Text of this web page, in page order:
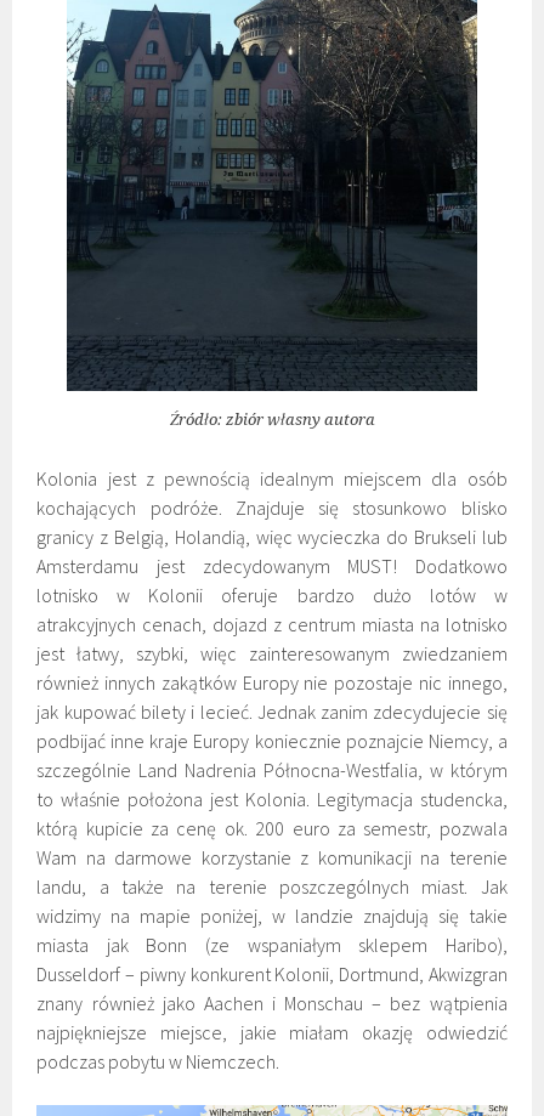
Źródło: zbiór własny autora
Kolonia jest z pewnością idealnym miejscem dla osób
kochających podróże. Znajduje się stosunkowo blisko
granicy z Belgią, Holandią, więc wycieczka do Brukseli lub
Amsterdamu jest zdecydowanym MUST! Dodatkowo
lotnisko w Kolonii oferuje bardzo dużo lotów w
atrakcyjnych cenach, dojazd z centrum miasta na lotnisko
jest łatwy, szybki, więc zainteresowanym zwiedzaniem
również innych zakątków Europy nie pozostaje nic innego,
jak kupować bilety i lecieć. Jednak zanim zdecydujecie się
podbijać inne kraje Europy koniecznie poznajcie Niemcy, a
szczególnie Land Nadrenia Północna-Westfalia, w którym
to właśnie położona jest Kolonia. Legitymacja studencka,
którą kupicie za cenę ok. 200 euro za semestr, pozwala
Wam na darmowe korzystanie z komunikacji na terenie
landu, a także na terenie poszczególnych miast. Jak
widzimy na mapie poniżej, w landzie znajdują się takie
miasta jak Bonn (ze wspaniałym sklepem Haribo),
Dusseldorf – piwny konkurent Kolonii, Dortmund, Akwizgran
znany również jako Aachen i Monschau – bez wątpienia
najpiękniejsze miejsce, jakie miałam okazję odwiedzić
podczas pobytu w Niemczech.